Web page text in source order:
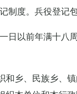
制度。兵役登记
日以前年满十八
和乡、民族乡、